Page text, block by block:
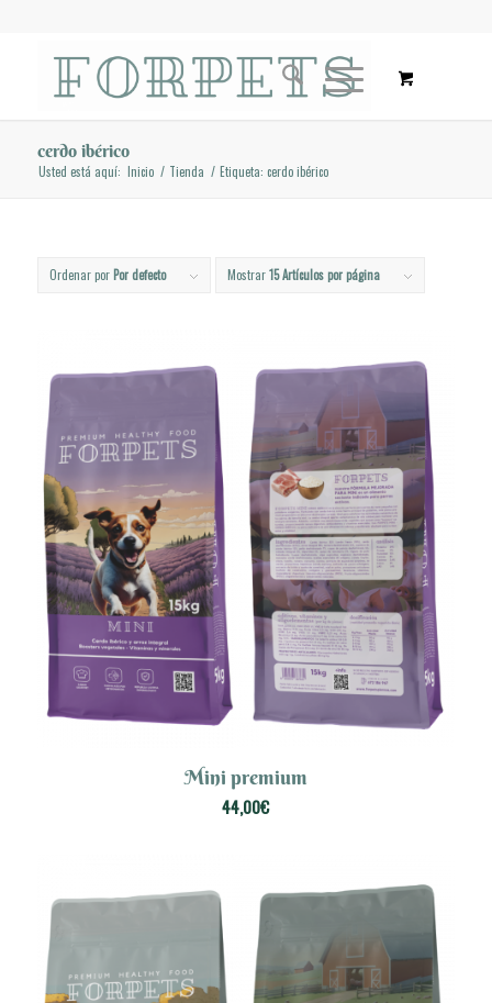
cerdo ibérico
Usted está aquí: Inicio / Tienda / Etiqueta: cerdo ibérico
Ordenar por Por defecto Mostrar15 Artículos por página
Mini premium
44,00€